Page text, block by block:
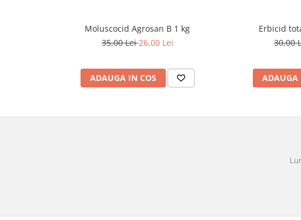
Moluscocid Agrosan B 1 kg
35,00 Lei26,00 Lei
ADAUGA IN COS
Erbicid
30,00
ADAUGA